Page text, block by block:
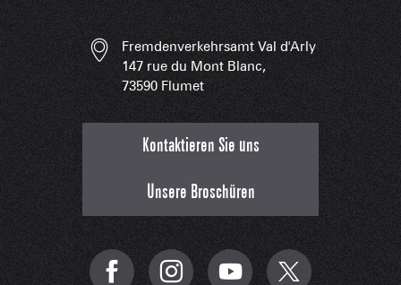
Fremdenverkehrsamt Val d'Arly
147 rue du Mont Blanc,
73590 Flumet
Kontaktieren Sie uns
Unsere Broschüren